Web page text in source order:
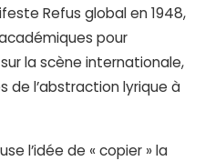
Refus global en 1948,
pour
la scène internationale,
de l’abstraction lyrique à
l’idée de « copier » la